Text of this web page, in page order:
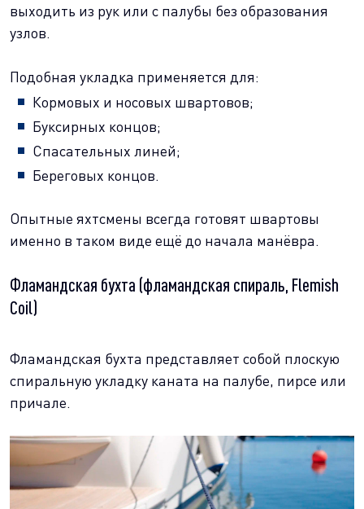
выходить из рук или с палубы без образования
узлов.
Подобная укладка применяется для:
Кормовых и носовых швартовов;
Буксирных концов;
Спасательных линей;
Береговых концов.
Опытные яхтсмены всегда готовят швартовы
именно в таком виде ещё до начала манёвра.
Фламандская бухта (фламандская спираль, Flemish
Coil)
Фламандская бухта представляет собой плоскую
спиральную укладку каната на палубе, пирсе или
причале.